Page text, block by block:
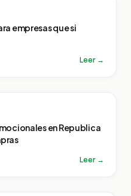
empresas que si
Leer →
en Republica
Leer →